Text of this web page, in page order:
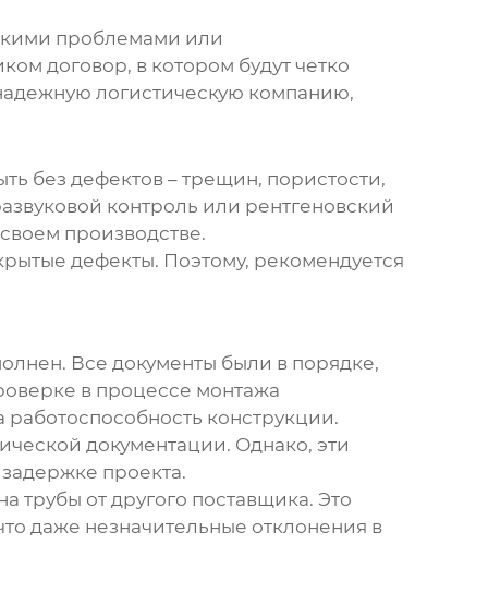
проблемами или
договор, в котором будут четко
логистическую компанию,
без дефектов – трещин, пористости,
контроль или рентгеновский
производстве.
дефекты. Поэтому, рекомендуется
Все документы были в порядке,
в процессе монтажа
конструкции.
документации. Однако, эти
проекта.
трубы от другого поставщика. Это
даже незначительные отклонения в